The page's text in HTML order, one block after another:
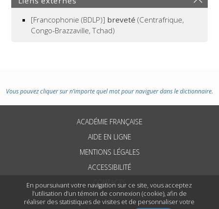
En poursuivant votre navigation sur ce site, vous acceptez
l’utilisation d’un témoin de connexion (cookie), afin de
réaliser des statistiques de visites et de personnaliser votre
[Francophonie (BDLP)] breveté (Centrafrique,
Congo-Brazzaville, Tchad)
Vous pouvez cliquer sur n’importe quel mot pour naviguer dans le dictionnaire.
ACADÉMIE FRANÇAISE
AIDE EN LIGNE
MENTIONS LÉGALES
ACCESSIBILITÉ
CONTACTS